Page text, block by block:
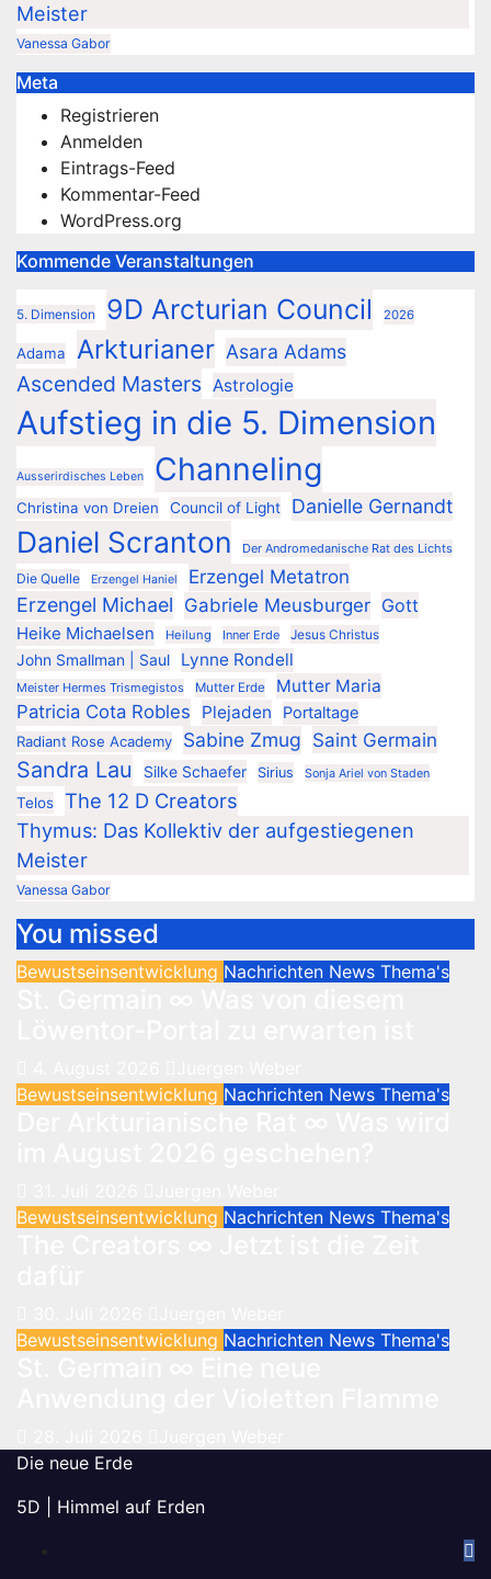
Meister
Vanessa Gabor
Meta
Registrieren
Anmelden
Eintrags-Feed
Kommentar-Feed
WordPress.org
Kommende Veranstaltungen
5. Dimension 9D Arcturian Council 2026
Adama Arkturianer Asara Adams
Ascended Masters Astrologie
Aufstieg in die 5. Dimension
Ausserirdisches Leben Channeling
Christina von Dreien Council of Light Danielle Gernandt
Daniel Scranton Der Andromedanische Rat des Lichts
Die Quelle Erzengel Haniel Erzengel Metatron
Erzengel Michael Gabriele Meusburger Gott
Heike Michaelsen Heilung Inner Erde Jesus Christus
John Smallman | Saul Lynne Rondell
Meister Hermes Trismegistos Mutter Erde Mutter Maria
Patricia Cota Robles Plejaden Portaltage
Radiant Rose Academy Sabine Zmug Saint Germain
Sandra Lau Silke Schaefer Sirius Sonja Ariel von Staden
Telos
The 12 D Creators
Thymus: Das Kollektiv der aufgestiegenen
Meister
Vanessa Gabor
You missed
Bewustseinsentwicklung Nachrichten News Thema's
Bewustseinsentwicklung Nachrichten News Thema's
Bewustseinsentwicklung Nachrichten News Thema's
Bewustseinsentwicklung Nachrichten News Thema's
Die neue Erde
5D | Himmel auf Erden